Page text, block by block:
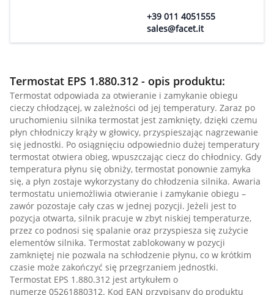
+39 011 4051555
sales@facet.it
Termostat EPS 1.880.312 - opis produktu:
Termostat odpowiada za otwieranie i zamykanie obiegu
cieczy chłodzącej, w zależności od jej temperatury. Zaraz po
uruchomieniu silnika termostat jest zamknięty, dzięki czemu
płyn chłodniczy krąży w głowicy, przyspieszając nagrzewanie
się jednostki. Po osiągnięciu odpowiednio dużej temperatury
termostat otwiera obieg, wpuszczając ciecz do chłodnicy. Gdy
temperatura płynu się obniży, termostat ponownie zamyka
się, a płyn zostaje wykorzystany do chłodzenia silnika. Awaria
termostatu uniemożliwia otwieranie i zamykanie obiegu –
zawór pozostaje cały czas w jednej pozycji. Jeżeli jest to
pozycja otwarta, silnik pracuje w zbyt niskiej temperaturze,
przez co podnosi się spalanie oraz przyspiesza się zużycie
elementów silnika. Termostat zablokowany w pozycji
zamkniętej nie pozwala na schłodzenie płynu, co w krótkim
czasie może zakończyć się przegrzaniem jednostki.
Termostat EPS 1.880.312 jest artykułem o
numerze 05261880312. Kod EAN przypisany do produktu